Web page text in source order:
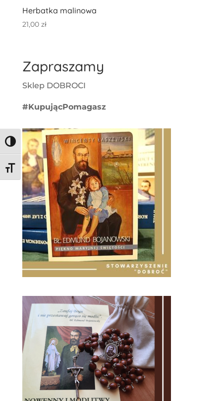
Toggle High Contrast
Toggle Font size
Herbatka malinowa
21,00 zł
Zapraszamy
Sklep DOBROCI
#KupującPomagasz